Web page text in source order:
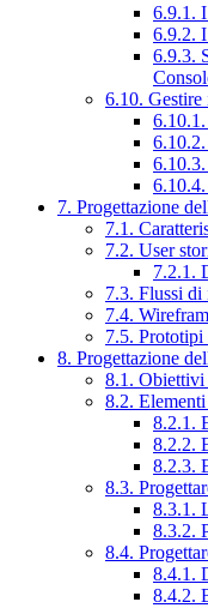
6.9.1.
6.9.2.
6.9.3.
6.10. Gestire
7. Progettazione
7.1.
7.2. User
7.2.1.
7.3. Flussi di
7.4.
7.5.
8. Progettazione
8.1. Obiettivi
8.2.
8.2.1.
8.2.2.
8.2.3.
8.3.
8.3.1.
8.3.2.
8.4.
8.4.1.
8.4.2.